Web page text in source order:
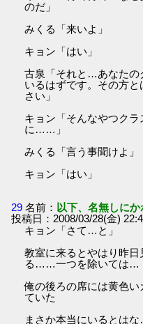
のだ」
みくる「来いよ」
キョン「はい」
古泉「それと…あなたの
いるはずです。その方
さい」
キョン「そんなやつク
に……」
みくる「言う事聞けよ」
キョン「はい」
29 名前： 以下、名無しに
投稿日：2008/03/28(金)
キョン「さて…と」
教室に来るとやはり昨
る……一つを除いては…
俺の後ろの席には黄色
ていた
まさか本当にいるとは